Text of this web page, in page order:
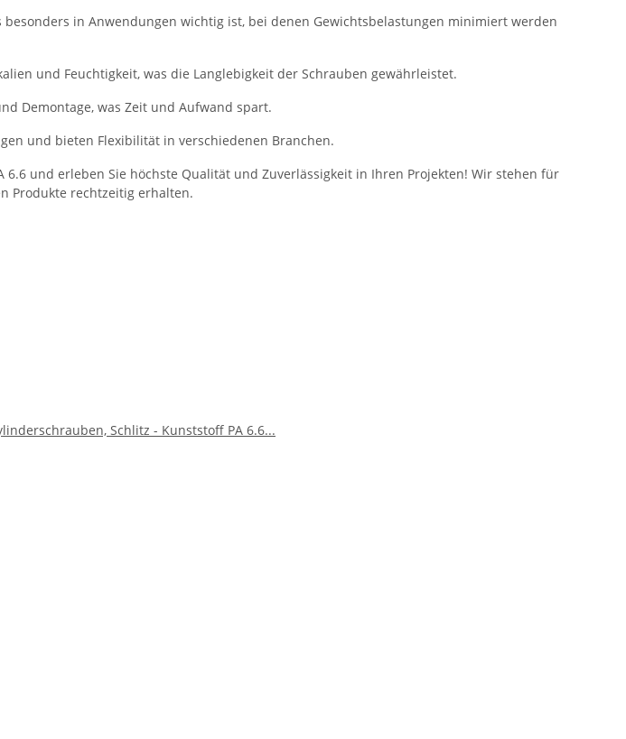
in Anwendungen wichtig ist, bei denen Gewichtsbelastungen minimiert werden
und Feuchtigkeit, was die Langlebigkeit der Schrauben gewährleistet.
Demontage, was Zeit und Aufwand spart.
und bieten Flexibilität in verschiedenen Branchen.
und erleben Sie höchste Qualität und Zuverlässigkeit in Ihren Projekten! Wir stehen für
Produkte rechtzeitig erhalten.